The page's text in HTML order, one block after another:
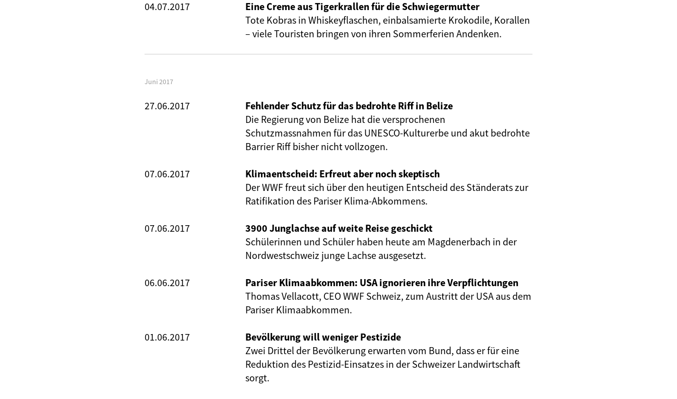
04.07.2017
Eine Creme aus Tigerkrallen für die Schwiegermutter
Tote Kobras in Whiskeyflaschen, einbalsamierte Krokodile, Korallen
– viele Touristen bringen von ihren Sommerferien Andenken.
Juni 2017
27.06.2017
Fehlender Schutz für das bedrohte Riff in Belize
Die Regierung von Belize hat die versprochenen
Schutzmassnahmen für das UNESCO-Kulturerbe und akut bedrohte
Barrier Riff bisher nicht vollzogen.
07.06.2017
Klimaentscheid: Erfreut aber noch skeptisch
Der WWF freut sich über den heutigen Entscheid des Ständerats zur
Ratifikation des Pariser Klima-Abkommens.
07.06.2017
3900 Junglachse auf weite Reise geschickt
Schülerinnen und Schüler haben heute am Magdenerbach in der
Nordwestschweiz junge Lachse ausgesetzt.
06.06.2017
Pariser Klimaabkommen: USA ignorieren ihre Verpflichtungen
Thomas Vellacott, CEO WWF Schweiz, zum Austritt der USA aus dem
Pariser Klimaabkommen.
01.06.2017
Bevölkerung will weniger Pestizide
Zwei Drittel der Bevölkerung erwarten vom Bund, dass er für eine
Reduktion des Pestizid-Einsatzes in der Schweizer Landwirtschaft
sorgt.